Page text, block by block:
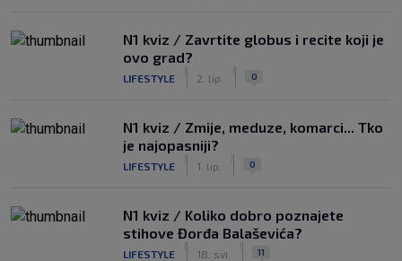
N1 kviz / Zavrtite globus i recite koji je
ovo grad?
LIFESTYLE 2. lip. 0
N1 kviz / Zmije, meduze, komarci... Tko
je najopasniji?
LIFESTYLE 1. lip. 0
N1 kviz / Koliko dobro poznajete
stihove Đorđa Balaševića?
LIFESTYLE 18. svi. 11